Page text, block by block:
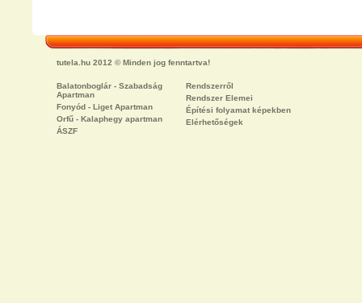
tutela.hu 2012 © Minden jog fenntartva!
Balatonboglár - Szabadság
Apartman
Fonyód - Liget Apartman
Orfű - Kalaphegy apartman
ÁSZF
Rendszerről
Rendszer Elemei
Építési folyamat képekben
Elérhetőségek